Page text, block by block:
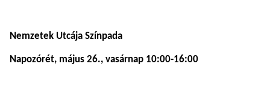
Nemzetek Utcája Színpada
Napozórét, május 26., vasárnap 10:00-16:00